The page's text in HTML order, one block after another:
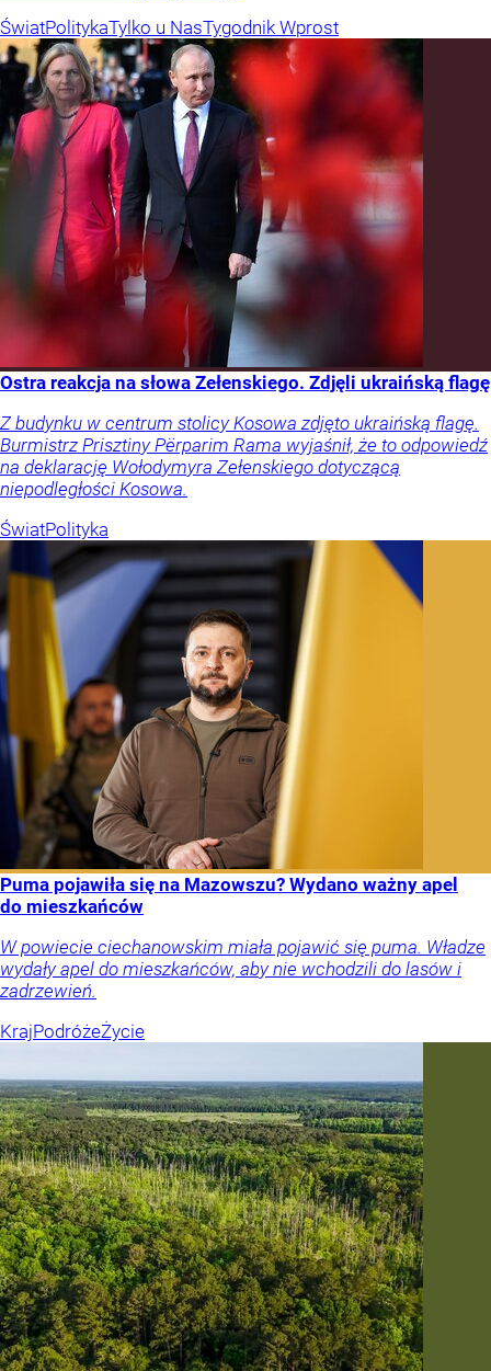
ŚwiatPolitykaTylko u NasTygodnik Wprost
Ostra reakcja na słowa Zełenskiego. Zdjęli ukraińską flagę
Z budynku w centrum stolicy Kosowa zdjęto ukraińską flagę.
Burmistrz Prisztiny Përparim Rama wyjaśnił, że to odpowiedź
na deklarację Wołodymyra Zełenskiego dotyczącą
niepodległości Kosowa.
ŚwiatPolityka
Puma pojawiła się na Mazowszu? Wydano ważny apel
do mieszkańców
W powiecie ciechanowskim miała pojawić się puma. Władze
wydały apel do mieszkańców, aby nie wchodzili do lasów i
zadrzewień.
KrajPodróżeŻycie